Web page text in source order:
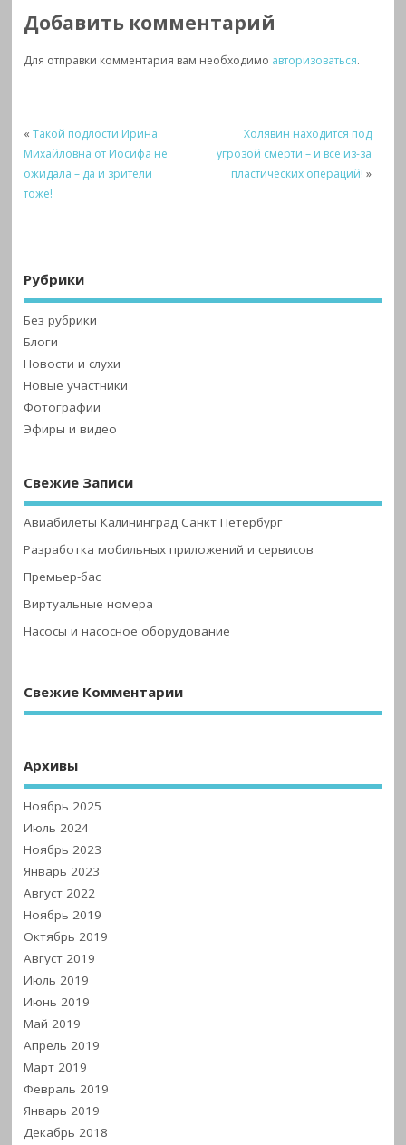
Добавить комментарий
Для отправки комментария вам необходимо авторизоваться.
«Такой подлости Ирина
Михайловна от Иосифа не
ожидала – да и зрители
тоже!
Холявин находится под
угрозой смерти – и все из-за
пластических операций! »
Рубрики
Без рубрики
Блоги
Новости и слухи
Новые участники
Фотографии
Эфиры и видео
Свежие Записи
Авиабилеты Калининград Санкт Петербург
Разработка мобильных приложений и сервисов
Премьер-бас
Виртуальные номера
Насосы и насосное оборудование
Свежие Комментарии
Архивы
Ноябрь 2025
Июль 2024
Ноябрь 2023
Январь 2023
Август 2022
Ноябрь 2019
Октябрь 2019
Август 2019
Июль 2019
Июнь 2019
Май 2019
Апрель 2019
Март 2019
Февраль 2019
Январь 2019
Декабрь 2018